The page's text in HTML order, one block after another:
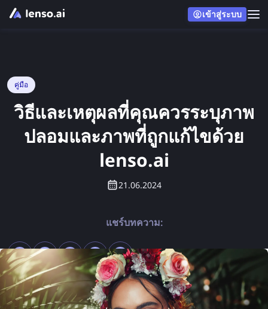
เข้าสู่ระบบ
คู่มือ
วิธีและเหตุผลที่คุณควรระบุภาพ
ปลอมและภาพที่ถูกแก้ไขด้วย
lenso.ai
21.06.2024
แชร์บทความ: